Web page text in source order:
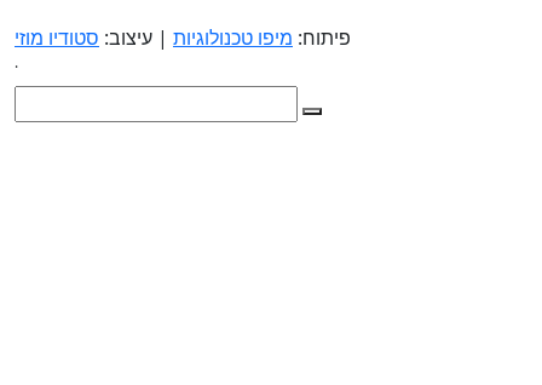
פיתוח: מיפו טכנולוגיות | עיצוב: סטודיו מוזי
.